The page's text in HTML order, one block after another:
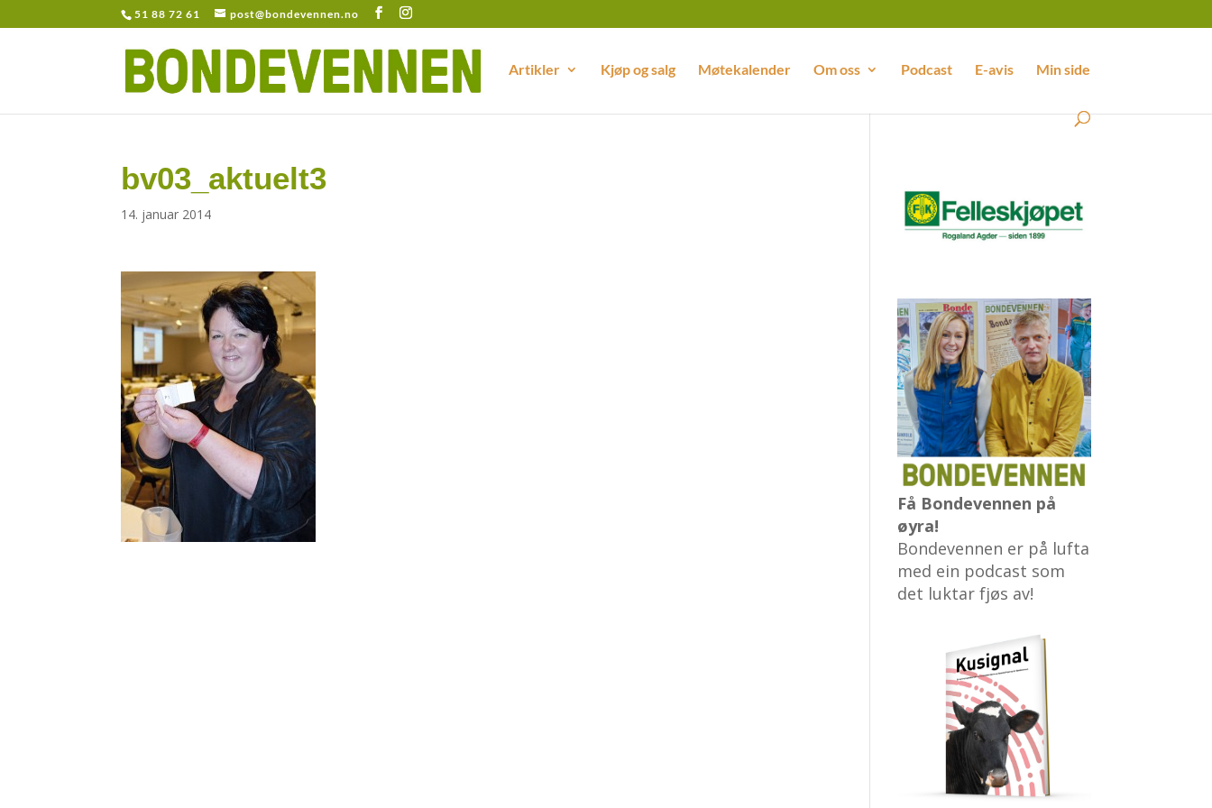
51 88 72 61 post@bondevennen.no
Artikler Kjøp og salg Møtekalender Om oss Podcast E-avis Min side
bv03_aktuelt3
14. januar 2014
Få Bondevennen på
øyra!
Bondevennen er på lufta
med ein podcast som
det luktar fjøs av!